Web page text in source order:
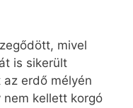
mivel
is sikerült
erdő mélyén
kellett korgó